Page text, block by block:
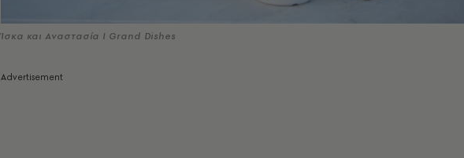
Ίσκα και Αναστασία Ι Grand Dishes